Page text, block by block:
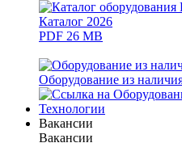
Каталог 2026
PDF 26 MB
Оборудование из
Технологии
Вакансии
Вакансии